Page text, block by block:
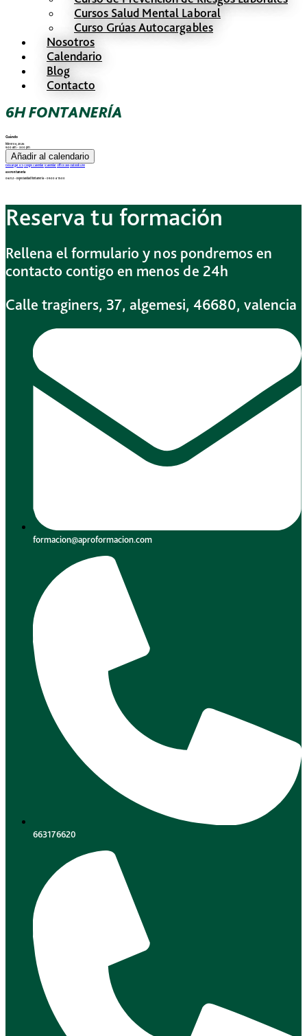
Cursos Salud Mental Laboral
Curso Grúas Autocargables
Nosotros
Calendario
Blog
Contacto
6H FONTANERÍA
Cuándo
febrero 6, 2026
9:00 am - 3:00 pm
Añadir al calendario
Descargar ICS Google Calendar iCalendar Office 365 Outlook Live
6H Fontanería
06/02 – Especialidad fontanería – 09:00 a 15:00
Reserva tu formación
Rellena el formulario y nos pondremos en
contacto contigo en menos de 24h
Calle traginers, 37, algemesi, 46680, valencia
formacion@aproformacion.com
663176620